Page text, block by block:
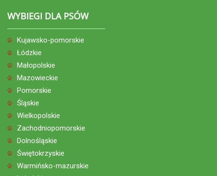
WYBIEGI DLA PSÓW
Kujawsko-pomorskie
Łódzkie
Małopolskie
Mazowieckie
Pomorskie
Śląskie
Wielkopolskie
Zachodniopomorskie
Dolnośląskie
Świętokrzyskie
Warmińsko-mazurskie